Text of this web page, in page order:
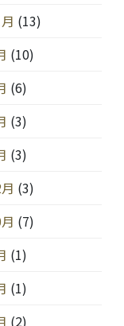
(13)
(10)
(6)
(3)
(3)
(3)
(7)
(1)
(1)
(2)